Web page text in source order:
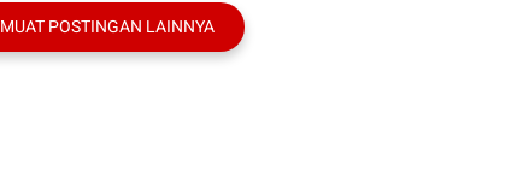
MUAT POSTINGAN LAINNYA